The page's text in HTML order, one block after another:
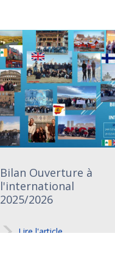
Bilan Ouverture à
l'international
2025/2026
Lire l'article